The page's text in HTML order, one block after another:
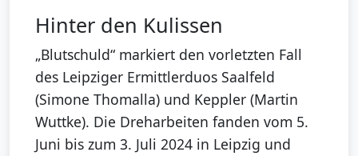
Hinter den Kulissen
„Blutschuld“ markiert den vorletzten Fall
des Leipziger Ermittlerduos Saalfeld
(Simone Thomalla) und Keppler (Martin
Wuttke). Die Dreharbeiten fanden vom 5.
Juni bis zum 3. Juli 2024 in Leipzig und